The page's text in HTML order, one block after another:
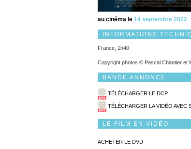
au cinéma le 14 septembre 2022
INFORMATIONS
France, 1h40
Copyright photos © Pascal Chantier et
BANDE ANNONCE
TÉLÉCHARGER LE DCP
TÉLÉCHARGER LA VIDÉO AVEC
LE FILM EN VIDÉO
ACHETER LE DVD